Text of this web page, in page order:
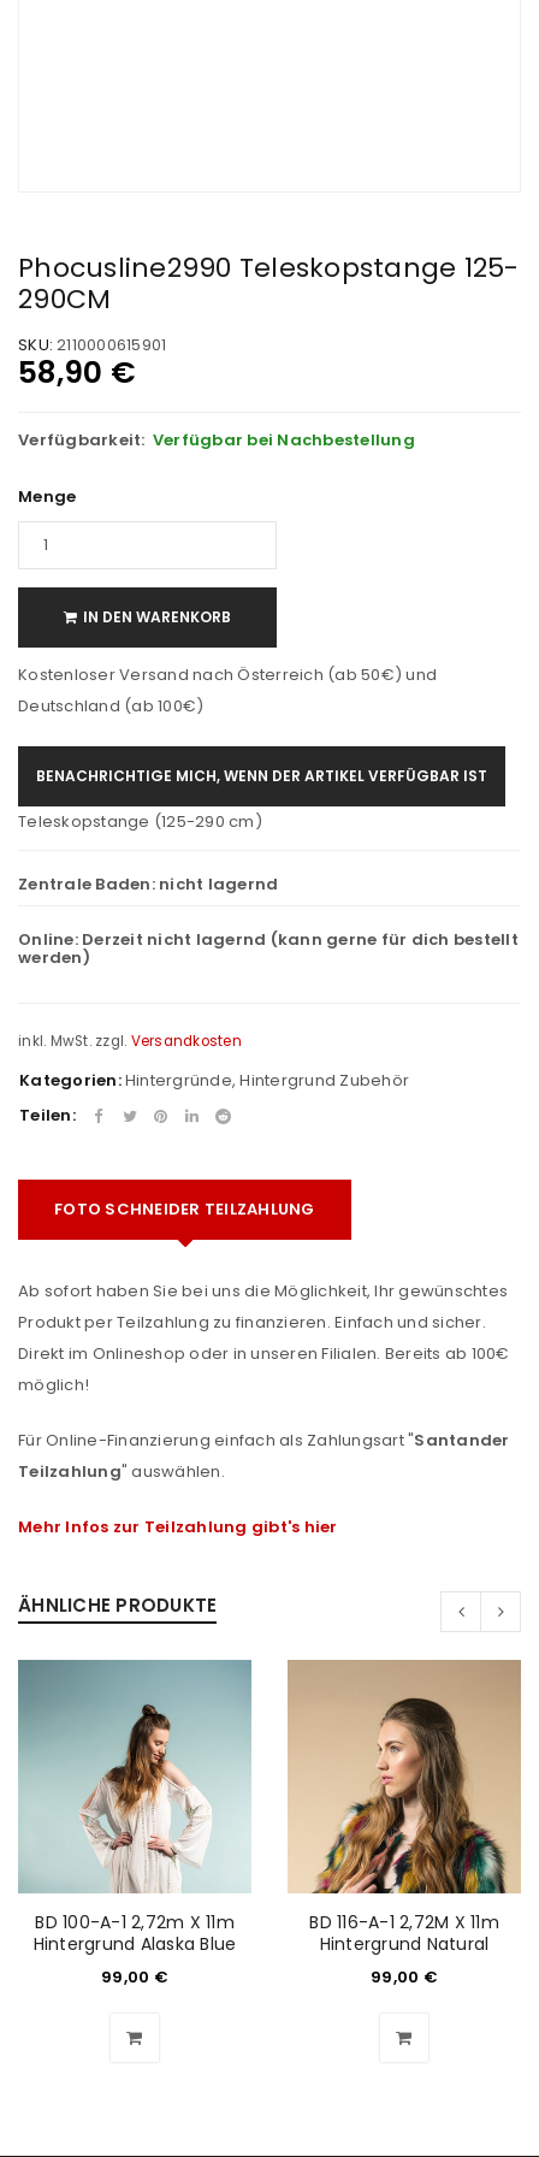
Phocusline2990 Teleskopstange 125-
290CM
SKU: 2110000615901
58,90 €
Verfügbarkeit: Verfügbar bei Nachbestellung
Menge
IN DEN WARENKORB
Kostenloser Versand nach Österreich (ab 50€) und
Deutschland (ab 100€)
BENACHRICHTIGE MICH, WENN DER ARTIKEL VERFÜGBAR IST
Teleskopstange (125-290 cm)
Zentrale Baden: nicht lagernd
Online: Derzeit nicht lagernd (kann gerne für dich bestellt
werden)
inkl. MwSt. zzgl. Versandkosten
Kategorien:Hintergründe,Hintergrund Zubehör
Teilen:
FOTO SCHNEIDER TEILZAHLUNG
Ab sofort haben Sie bei uns die Möglichkeit, Ihr gewünschtes
Produkt per Teilzahlung zu finanzieren. Einfach und sicher.
Direkt im Onlineshop oder in unseren Filialen. Bereits ab 100€
möglich!
Für Online-Finanzierung einfach als Zahlungsart "Santander
Teilzahlung" auswählen.
Mehr Infos zur Teilzahlung gibt's hier
ÄHNLICHE PRODUKTE
BD 100-A-1 2,72m X 11m
Hintergrund Alaska Blue
99,00 €
BD 116-A-1 2,72M X 11m
Hintergrund Natural
99,00 €